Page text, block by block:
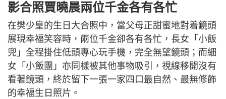
影合照賈曉晨兩位千金各有各忙
在樊少皇的生日大合照中，當父母正甜蜜地對着鏡頭
展現幸福笑容時，兩位千金卻各有各忙，長女「小飯
兜」全程掛住低頭專心玩手機，完全無望鏡頭；而細
女「小飯團」亦同樣被其他事物吸引，視線移開沒有
看著鏡頭，終於留下一張一家四口最自然、最無修飾
的幸福生日照片。